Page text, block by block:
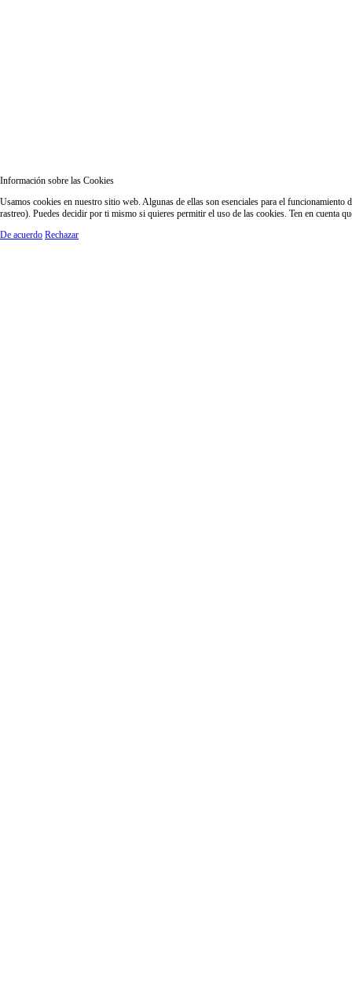
Información sobre las Cookies
Usamos cookies en nuestro sitio web. Algunas de ellas son esenciales para el
rastreo). Puedes decidir por ti mismo si quieres permitir el uso de las cookies. Ten en cuenta
De acuerdo Rechazar